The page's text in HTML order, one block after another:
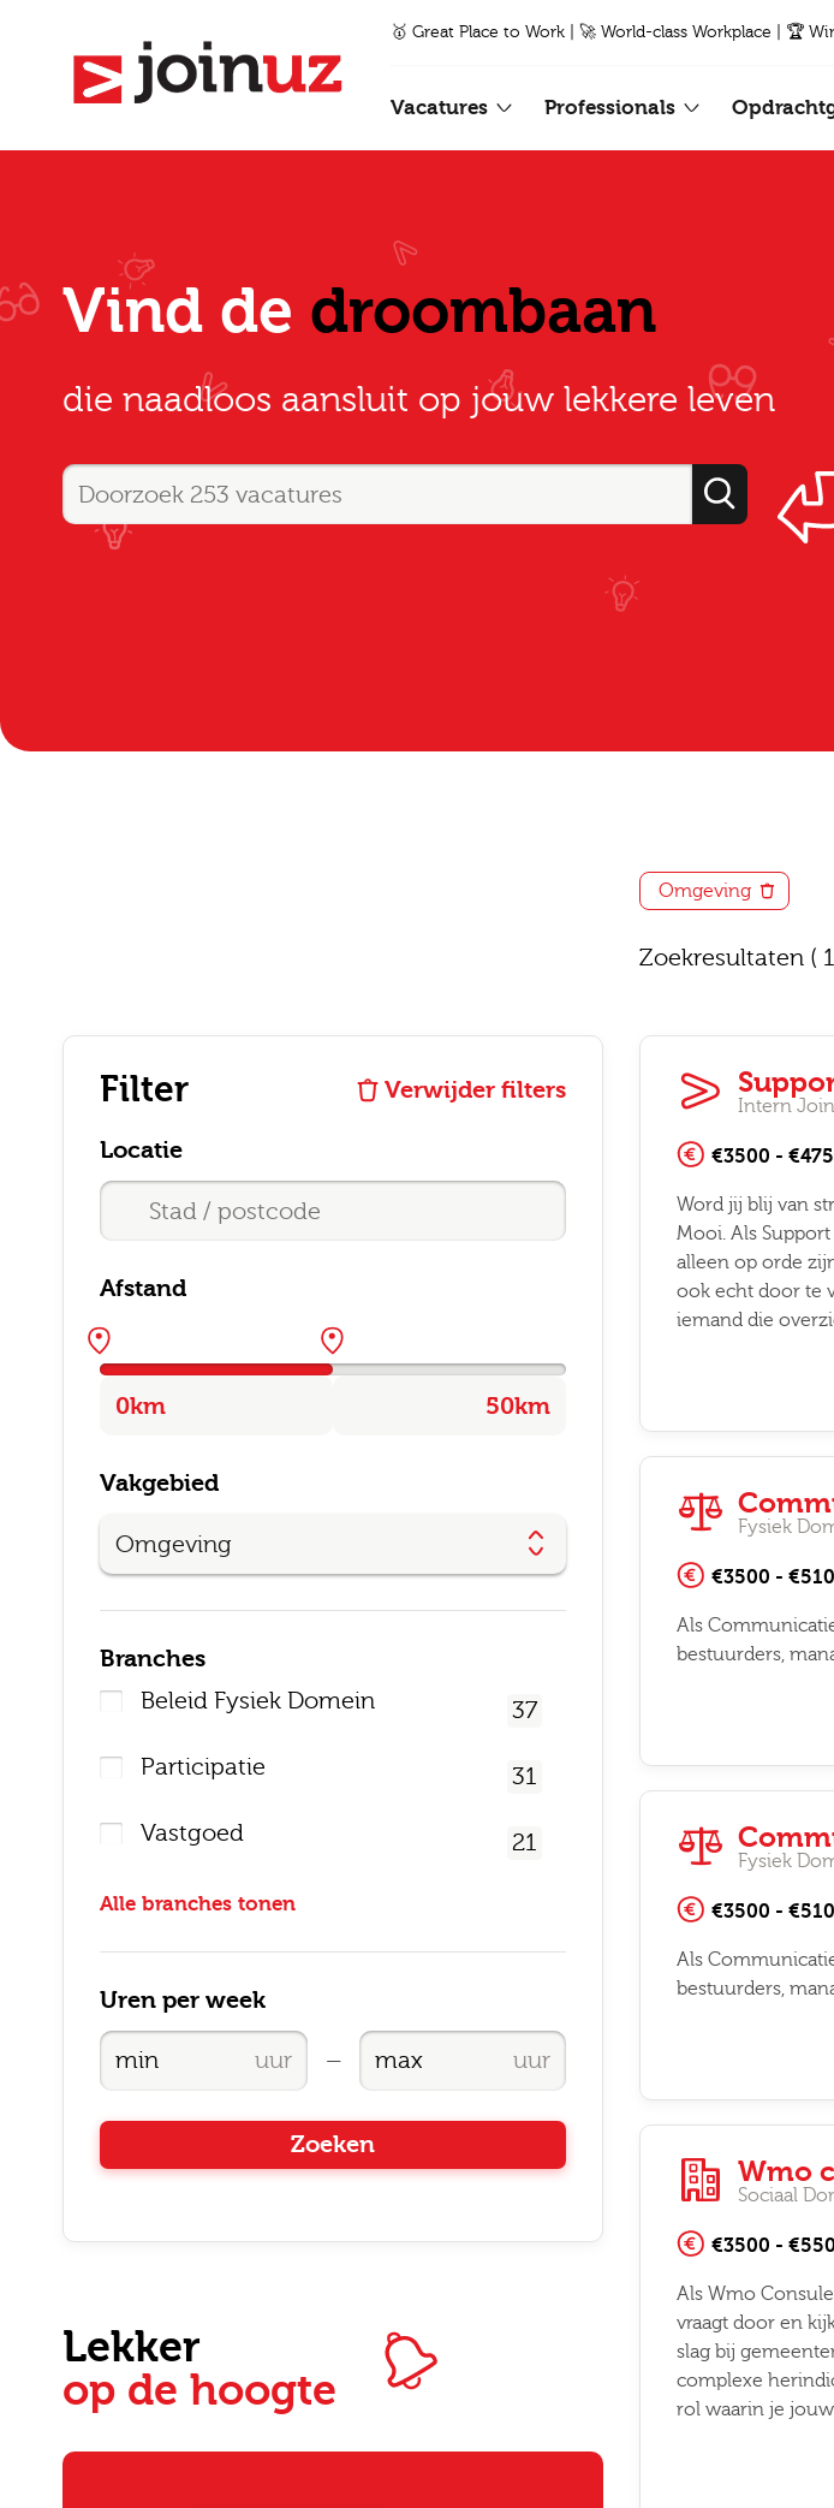
🥇 Great Place to Work | 🚀 World-class Workplace | 🏆
Vacatures Professionals
Vind de droombaan
die naadloos aansluit op jouw lekkere leven
Omgeving
Zoekresultaten (
Filter Verwijder filters
Locatie
Afstand
Vakgebied
Omgeving
Branches
Beleid Fysiek Domein
37
Participatie 31
Vastgoed 21
Alle branches tonen
Uren per week
—
Zoeken
Lekker
op de hoogte
Intern
€3500 -
Word jij blij van
Mooi. Als
alleen op orde
ook echt door te
iemand die
Fysiek
€3500 -
Als
bestuurders,
Fysiek
€3500 -
Als
bestuurders,
Wmo
Sociaal
€3500 -
Als Wmo
vraagt door en
slag bij
complexe
rol waarin je
Altijd als 1e op
nieuwste
alert aanmaakt!